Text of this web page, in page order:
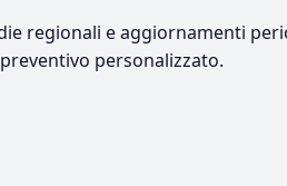
regionali e aggiornamenti
personalizzato.